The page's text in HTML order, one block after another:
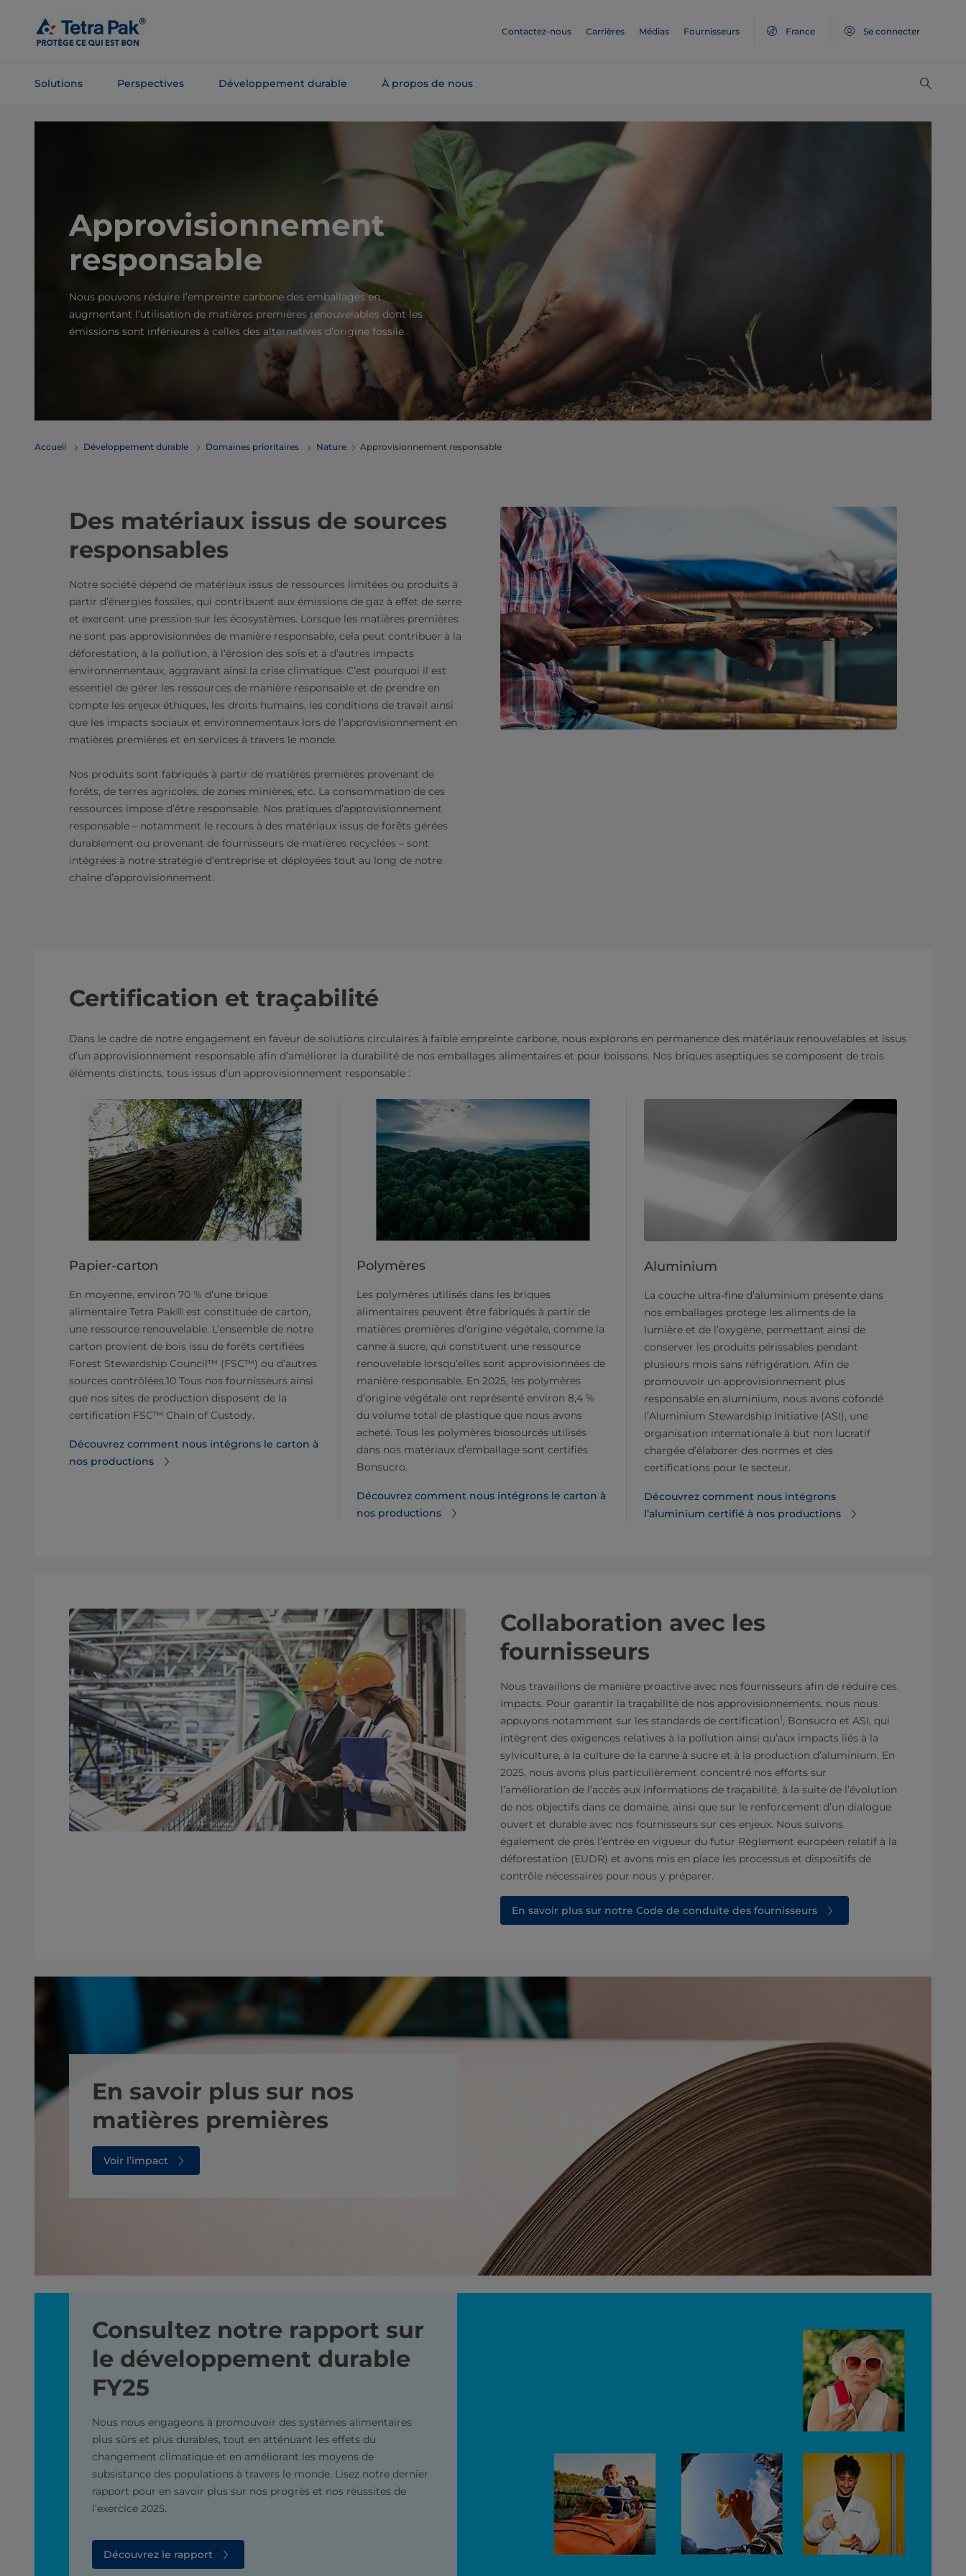
contenu
Contactez-nous Carrières Médias Fournisseurs France Se connecter
Solutions Perspectives Développement durable À propos de nous
Approvisionnement
responsable
Nous pouvons réduire l’empreinte carbone des emballages en
augmentant l’utilisation de matières premières renouvelables dont les
émissions sont inférieures à celles des alternatives d’origine fossile.
Accueil Développement durable Domaines prioritaires Nature Approvisionnement responsable
Des matériaux issus de sources
responsables
Notre société dépend de matériaux issus de ressources limitées ou produits à
partir d’énergies fossiles, qui contribuent aux émissions de gaz à effet de serre
et exercent une pression sur les écosystèmes. Lorsque les matières premières
ne sont pas approvisionnées de manière responsable, cela peut contribuer à la
déforestation, à la pollution, à l’érosion des sols et à d’autres impacts
environnementaux, aggravant ainsi la crise climatique. C’est pourquoi il est
essentiel de gérer les ressources de manière responsable et de prendre en
compte les enjeux éthiques, les droits humains, les conditions de travail ainsi
que les impacts sociaux et environnementaux lors de l’approvisionnement en
matières premières et en services à travers le monde.
Nos produits sont fabriqués à partir de matières premières provenant de
forêts, de terres agricoles, de zones minières, etc. La consommation de ces
ressources impose d’être responsable. Nos pratiques d’approvisionnement
responsable – notamment le recours à des matériaux issus de forêts gérées
durablement ou provenant de fournisseurs de matières recyclées – sont
intégrées à notre stratégie d’entreprise et déployées tout au long de notre
chaîne d’approvisionnement.
Certification et traçabilité
Dans le cadre de notre engagement en faveur de solutions circulaires à faible empreinte carbone, nous explorons en permanence des matériaux renouvelables et issus
d’un approvisionnement responsable afin d’améliorer la durabilité de nos emballages alimentaires et pour boissons. Nos briques aseptiques se composent de trois
éléments distincts, tous issus d’un approvisionnement responsable :
Papier-carton
En moyenne, environ 70 % d’une brique
alimentaire Tetra Pak® est constituée de carton,
une ressource renouvelable. L’ensemble de notre
carton provient de bois issu de forêts certifiées
Forest Stewardship Council™ (FSC™) ou d’autres
sources contrôlées.10 Tous nos fournisseurs ainsi
que nos sites de production disposent de la
certification FSC™ Chain of Custody.
Découvrez comment nous intégrons le carton à
nos productions
Polymères
Les polymères utilisés dans les briques
alimentaires peuvent être fabriqués à partir de
matières premières d’origine végétale, comme la
canne à sucre, qui constituent une ressource
renouvelable lorsqu’elles sont approvisionnées de
manière responsable. En 2025, les polymères
d’origine végétale ont représenté environ 8,4 %
du volume total de plastique que nous avons
acheté. Tous les polymères biosourcés utilisés
dans nos matériaux d’emballage sont certifiés
Bonsucro.
Découvrez comment nous intégrons le carton à
nos productions
Aluminium
La couche ultra-fine d’aluminium présente dans
nos emballages protège les aliments de la
lumière et de l’oxygène, permettant ainsi de
conserver les produits périssables pendant
plusieurs mois sans réfrigération. Afin de
promouvoir un approvisionnement plus
responsable en aluminium, nous avons cofondé
l’Aluminium Stewardship Initiative (ASI), une
organisation internationale à but non lucratif
chargée d’élaborer des normes et des
certifications pour le secteur.
Découvrez comment nous intégrons
l’aluminium certifié à nos productions
Collaboration avec les
fournisseurs
Nous travaillons de manière proactive avec nos fournisseurs afin de réduire ces
impacts. Pour garantir la traçabilité de nos approvisionnements, nous nous
appuyons notamment sur les standards de certification1, Bonsucro et ASI, qui
intègrent des exigences relatives à la pollution ainsi qu’aux impacts liés à la
sylviculture, à la culture de la canne à sucre et à la production d’aluminium. En
2025, nous avons plus particulièrement concentré nos efforts sur
l’amélioration de l’accès aux informations de traçabilité, à la suite de l’évolution
de nos objectifs dans ce domaine, ainsi que sur le renforcement d’un dialogue
ouvert et durable avec nos fournisseurs sur ces enjeux. Nous suivons
également de près l’entrée en vigueur du futur Règlement européen relatif à la
déforestation (EUDR) et avons mis en place les processus et dispositifs de
contrôle nécessaires pour nous y préparer.
En savoir plus sur notre Code de conduite des fournisseurs
En savoir plus sur nos
matières premières
Voir l’impact
Consultez notre rapport sur
le développement durable
FY25
Nous nous engageons à promouvoir des systèmes alimentaires
plus sûrs et plus durables, tout en atténuant les effets du
changement climatique et en améliorant les moyens de
subsistance des populations à travers le monde. Lisez notre dernier
rapport pour en savoir plus sur nos progrès et nos réussites de
l’exercice 2025.
Découvrez le rapport